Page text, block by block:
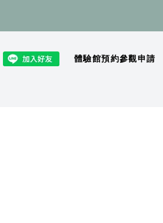
體驗館預約參觀申請